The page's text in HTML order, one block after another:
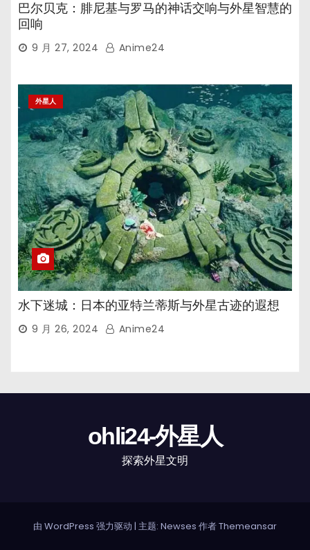
巴尔贝克：腓尼基与罗马的神话交响与外星智慧的
回响
9 月 27, 2024 Anime24
外星人
水下迷城：日本的亚特兰蒂斯与外星古迹的遐想
9 月 26, 2024 Anime24
ohli24-外星人
探索外星文明
由 WordPress 强力驱动 | 主题: Newses 作者Themeansar